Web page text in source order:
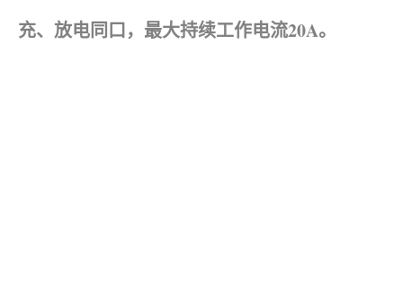
充、放电同口，最大持续工作电流20A。